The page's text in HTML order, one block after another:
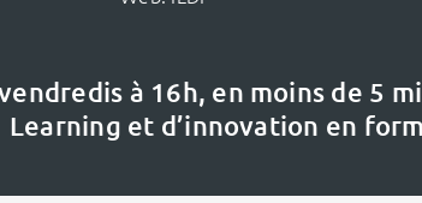
à 16h, en moins de 5
Learning et d’innovation en